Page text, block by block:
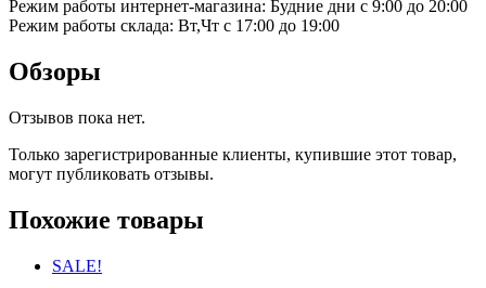
Режим работы интернет-магазина: Будние дни с 9:00 до 20:00
Режим работы склада: Вт,Чт с 17:00 до 19:00
Обзоры
Отзывов пока нет.
Только зарегистрированные клиенты, купившие этот товар,
могут публиковать отзывы.
Похожие товары
SALE!